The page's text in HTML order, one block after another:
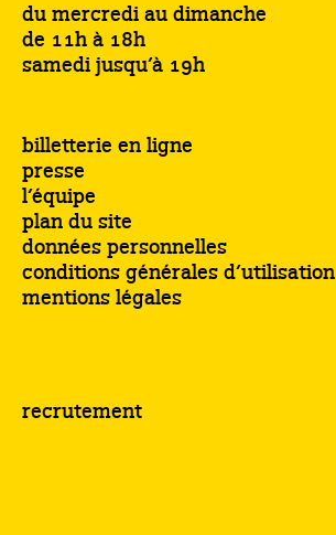
du mercredi au dimanche
de 11h à 18h
samedi jusqu’à 19h
billetterie en ligne
presse
l’équipe
plan du site
données personnelles
conditions générales d’utilisation
mentions légales
recrutement